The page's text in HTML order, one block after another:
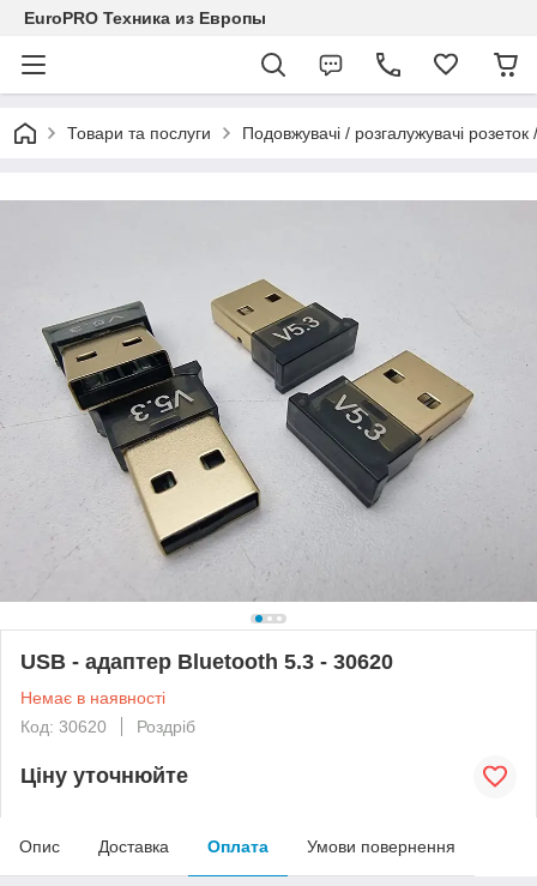
EuroPRO Техника из Европы
Товари та послуги Подовжувачі / розгалужувачі
USB - адаптер Bluetooth 5.3 - 30620
Немає в наявності
Код: 30620
Роздріб
Ціну уточнюйте
Опис Доставка Оплата Умови повернення